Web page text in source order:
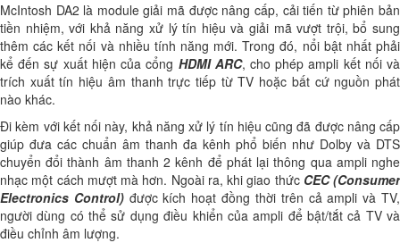
McIntosh DA2 là module giải mã được nâng cấp, cải tiến từ phiên bản
tiền nhiệm, với khả năng xử lý tín hiệu và giải mã vượt trội, bổ sung
thêm các kết nối và nhiều tính năng mới. Trong đó, nổi bật nhất phải
kể đến sự xuất hiện của cổng HDMI ARC, cho phép ampli kết nối và
trích xuất tín hiệu âm thanh trực tiếp từ TV hoặc bất cứ nguồn phát
nào khác.
Đi kèm với kết nối này, khả năng xử lý tín hiệu cũng đã được nâng cấp
giúp đưa các chuẩn âm thanh đa kênh phổ biến như Dolby và DTS
chuyển đổi thành âm thanh 2 kênh để phát lại thông qua ampli nghe
nhạc một cách mượt mà hơn. Ngoài ra, khi giao thức CEC (Consumer
Electronics Control)được kích hoạt đồng thời trên cả ampli và TV,
người dùng có thể sử dụng điều khiển của ampli để bật/tắt cả TV và
điều chỉnh âm lượng.